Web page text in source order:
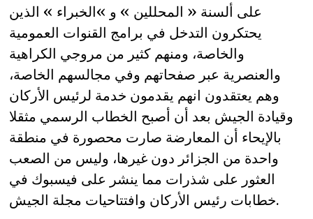
على ألسنة « المحللين » و »الخبراء » الذين
يحتكرون التدخل في برامج القنوات العمومية
والخاصة، ومنهم كثير من مروجي الكراهية
والعنصرية عبر صفحاتهم وفي مجالسهم الخاصة،
وهم يعتقدون انهم يقدمون خدمة لرئيس الأركان
وقيادة الجيش بعد أن أصبح الخطاب الرسمي مثقلا
بالإيحاء أن المعارضة صارت محصورة في منطقة
واحدة من الجزائر دون غيرها، وليس من الصعب
العثور على شذرات مما ينشر على فيسبوك في
خطابات رئيس الأركان وافتتاحيات مجلة الجيش.